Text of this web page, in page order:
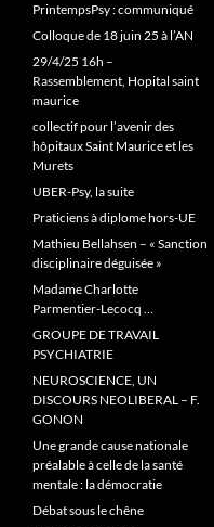
PrintempsPsy : communiqué
Colloque de 18 juin 25 à l’AN
29/4/25 16h –
Rassemblement, Hopital saint
maurice
collectif pour l’avenir des
hôpitaux Saint Maurice et les
Murets
UBER-Psy, la suite
Praticiens à diplome hors-UE
Mathieu Bellahsen – « Sanction
disciplinaire déguisée »
Madame Charlotte
Parmentier-Lecocq …
GROUPE DE TRAVAIL
PSYCHIATRIE
NEUROSCIENCE, UN
DISCOURS NEOLIBERAL – F.
GONON
Une grande cause nationale
préalable à celle de la santé
mentale : la démocratie
Débat sous le chêne